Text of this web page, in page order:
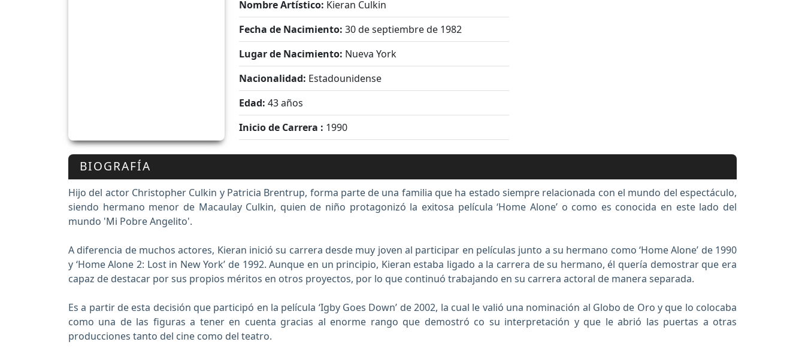
Nombre Artístico: Kieran Culkin
Fecha de Nacimiento: 30 de septiembre de 1982
Lugar de Nacimiento: Nueva York
Nacionalidad: Estadounidense
Edad: 43 años
Inicio de Carrera : 1990
BIOGRAFÍA
Hijo del actor Christopher Culkin y Patricia Brentrup, forma parte de una familia que ha estado siempre relacionada con el mundo del espectáculo,
siendo hermano menor de Macaulay Culkin, quien de niño protagonizó la exitosa película ‘Home Alone’ o como es conocida en este lado del
mundo 'Mi Pobre Angelito'.
A diferencia de muchos actores, Kieran inició su carrera desde muy joven al participar en películas junto a su hermano como ‘Home Alone’ de 1990
y ‘Home Alone 2: Lost in New York’ de 1992. Aunque en un principio, Kieran estaba ligado a la carrera de su hermano, él quería demostrar que era
capaz de destacar por sus propios méritos en otros proyectos, por lo que continuó trabajando en su carrera actoral de manera separada.
Es a partir de esta decisión que participó en la película ‘Igby Goes Down’ de 2002, la cual le valió una nominación al Globo de Oro y que lo colocaba
como una de las figuras a tener en cuenta gracias al enorme rango que demostró co su interpretación y que le abrió las puertas a otras
producciones tanto del cine como del teatro.